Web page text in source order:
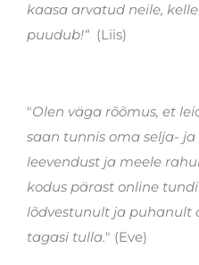
kaasa arvatud neile,
puudub!“ (Liis)
"Olen väga rõõmus, et
saan tunnis oma selja-
leevendust ja meele
kodus pärast online
lõdvestunult ja puhanult
tagasi tulla." (Eve)